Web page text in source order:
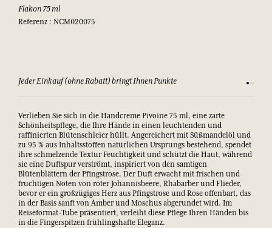
Flakon 75 ml
Referenz : NCM020075
Jeder Einkauf (ohne Rabatt) bringt Ihnen Punkte Sehen
Verlieben Sie sich in die Handcreme Pivoine 75 ml, eine zarte
Schönheitspflege, die Ihre Hände in einen leuchtenden und
raffinierten Blütenschleier hüllt. Angereichert mit Süßmandelöl und
zu 95 % aus Inhaltsstoffen natürlichen Ursprungs bestehend, spendet
ihre schmelzende Textur Feuchtigkeit und schützt die Haut, während
sie eine Duftspur verströmt, inspiriert von den samtigen
Blütenblättern der Pfingstrose. Der Duft erwacht mit frischen und
fruchtigen Noten von roter Johannisbeere, Rhabarber und Flieder,
bevor er ein großzügiges Herz aus Pfingstrose und Rose offenbart, das
in der Basis sanft von Amber und Moschus abgerundet wird. Im
Reiseformat-Tube präsentiert, verleiht diese Pflege Ihren Händen bis
in die Fingerspitzen frühlingshafte Eleganz.